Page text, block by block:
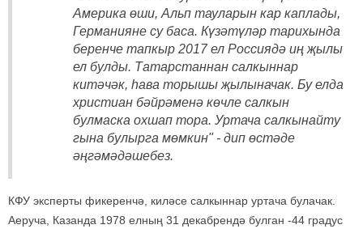
Америка өши, Альп тауларын кар каплады,
Германияне су баса. Күзәтүләр тарихында
беренче тапкыр 2017 ел Россиядә иң җылы
ел булды. Татарстаннан салкыннар
китәчәк, һава торышы җылыначак. Бу елда
христиан бәйрәменә көчле салкын
булмаска охшап тора. Уртача салкынайту
гына булырга мөмкин" - дип өстәде
әңгәмәдәшебез.
КФУ эксперты фикеренчә, киләсе салкыннар уртача булачак.
Аеруча, Казанда 1978 елның 31 декабрендә булган -44 градус